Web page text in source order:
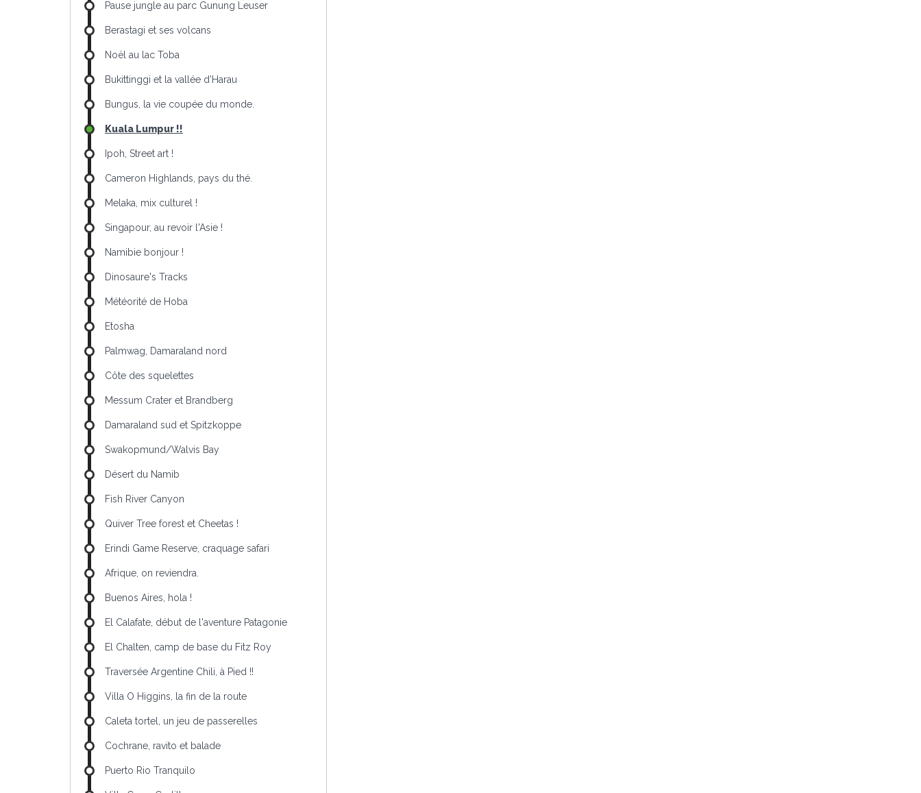
Pause jungle au parc Gunung Leuser
Berastagi et ses volcans
Noël au lac Toba
Bukittinggi et la vallée d'Harau
Bungus, la vie coupée du monde.
Kuala Lumpur !!
Ipoh, Street art !
Cameron Highlands, pays du thé.
Melaka, mix culturel !
Singapour, au revoir l'Asie !
Namibie bonjour !
Dinosaure's Tracks
Météorité de Hoba
Etosha
Palmwag, Damaraland nord
Côte des squelettes
Messum Crater et Brandberg
Damaraland sud et Spitzkoppe
Swakopmund/Walvis Bay
Désert du Namib
Fish River Canyon
Quiver Tree forest et Cheetas !
Erindi Game Reserve, craquage safari
Afrique, on reviendra.
Buenos Aires, hola !
El Calafate, début de l'aventure Patagonie
El Chalten, camp de base du Fitz Roy
Traversée Argentine Chili, à Pied !!
Villa O Higgins, la fin de la route
Caleta tortel, un jeu de passerelles
Cochrane, ravito et balade
Puerto Rio Tranquilo